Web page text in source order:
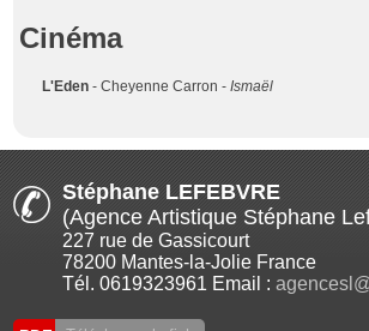
Cinéma
L'Eden - Cheyenne Carron -Ismaël
Stéphane LEFEBVRE
(Agence Artistique Stéphane
227 rue de Gassicourt
78200 Mantes-la-Jolie France
Tél. 0619323961 Email :